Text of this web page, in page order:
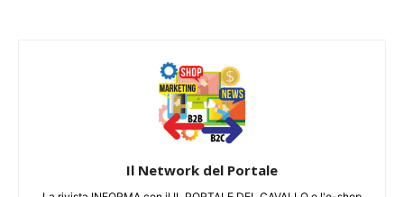
Il Network del Portale